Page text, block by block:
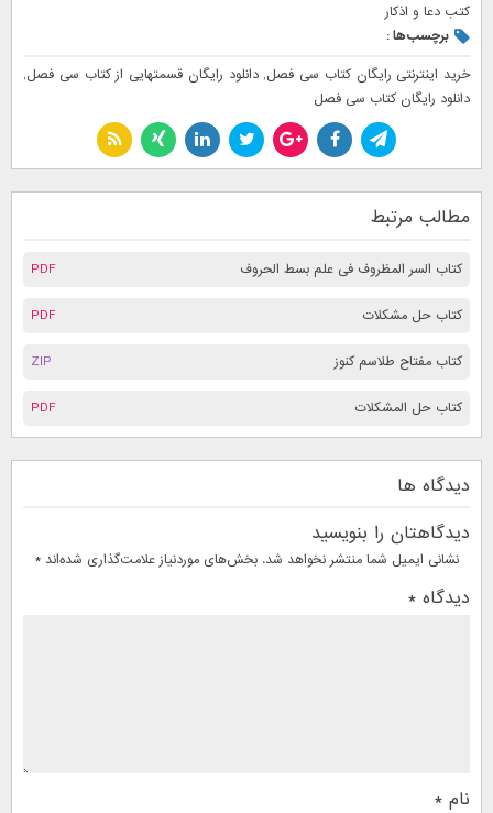
کتب دعا و اذکار
برچسب‌ها :
خرید اینترنتی رایگان کتاب سی فصل,دانلود رایگان قسمتهایی از کتاب سی فصل,
دانلود رایگان کتاب سی فصل
مطالب مرتبط
PDF کتاب السر المظروف فی علم بسط الحروف
PDF کتاب حل مشکلات
ZIP کتاب مفتاح طلاسم کنوز
PDF کتاب حل المشکلات
دیدگاه ها
دیدگاهتان را بنویسید
نشانی ایمیل شما منتشر نخواهد شد. بخش‌های موردنیاز علامت‌گذاری شده‌اند*
دیدگاه *
نام *